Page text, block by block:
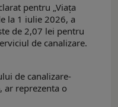
pentru „Viața
la 1 iulie 2026, a
de 2,07 lei pentru
de canalizare.
de canalizare-
ar reprezenta o